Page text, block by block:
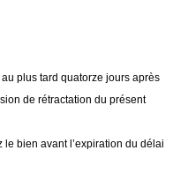
plus tard quatorze jours après
de rétractation du présent
bien avant l’expiration du délai